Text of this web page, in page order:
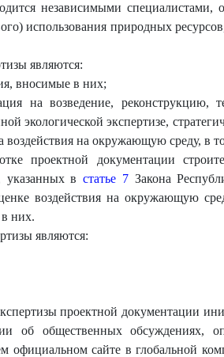
независимыми
использования природных
являются:
вносимые в них;
на возведение, реконструкцию,
экологической экспертизе,
на окружающую среду, в
проектной документации
указанных встатье 7Закона
воздействия на окружающую
них.
являются:
проектной документации
об общественных обсуждениях,
сайте в глобальной